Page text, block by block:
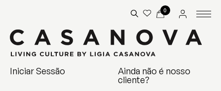
0
Iniciar Sessão
Ainda não é nosso
cliente?